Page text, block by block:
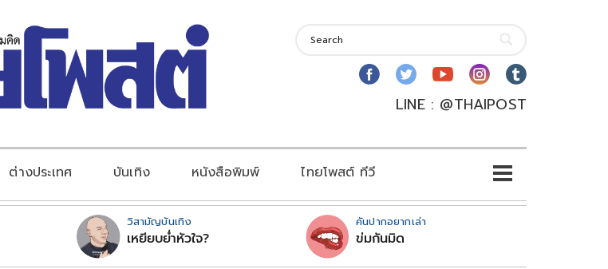
LINE : @THAIPOST
ต่างประเทศ บันเทิง หนังสือพิมพ์ ไทยโพสต์ ทีวี
วิสามัญบันเทิง
เหยียบย่ำหัวใจ?
คันปากอยากเล่า
ข่มกันมิด